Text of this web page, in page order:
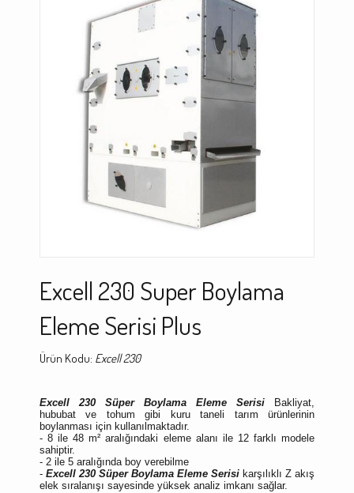
Excell 230 Super Boylama
Eleme Serisi Plus
Ürün Kodu: Excell 230
Excell 230 Süper Boylama Eleme Serisi
Bakliyat,
hububat ve tohum gibi kuru taneli tarım ürünlerinin
boylanması için kullanılmaktadır.
- 8 ile 48 m² aralığındaki eleme alanı ile 12 farklı modele
sahiptir.
- 2 ile 5 aralığında boy verebilme
- Excell 230 Süper Boylama Eleme Serisi karşılıklı Z akış
elek sıralanışı sayesinde yüksek analiz imkanı sağlar.